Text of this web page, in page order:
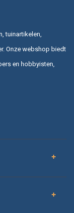
tuinartikelen,
Onze webshop biedt
en hobbyisten,